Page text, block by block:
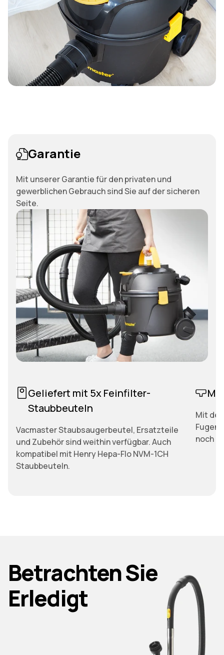
Garantie
Mit unserer Garantie für den privaten und
gewerblichen Gebrauch sind Sie auf der sicheren
Seite.
Geliefert mit 5x Feinfilter-
Staubbeuteln
Vacmaster Staubsaugerbeutel, Ersatzteile
und Zubehör sind weithin verfügbar. Auch
kompatibel mit Henry Hepa-Flo NVM-1CH
Staubbeuteln.
Mit
noch
Betrachten Sie
Erledigt